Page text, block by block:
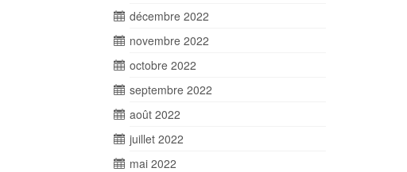
décembre 2022
novembre 2022
octobre 2022
septembre 2022
août 2022
juillet 2022
mai 2022